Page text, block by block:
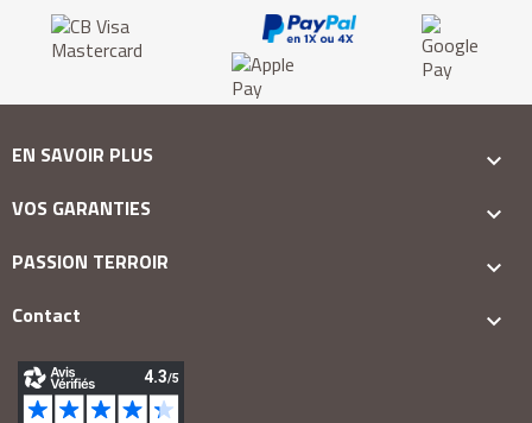
EN SAVOIR PLUS

VOS GARANTIES

PASSION TERROIR

Contact
